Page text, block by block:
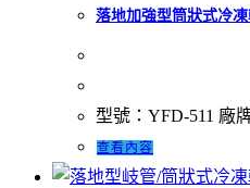
落地加強型筒狀式冷
型號：YFD-511 廠
查看內容